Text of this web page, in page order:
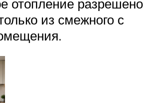
отопление разрешено
из смежного с